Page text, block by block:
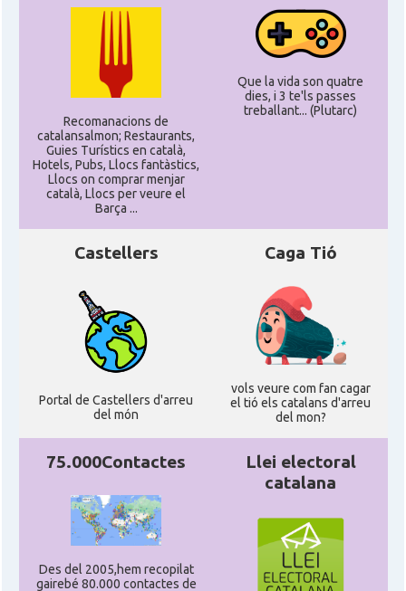
Recomanacions de
catalansalmon; Restaurants,
Guies Turístics en català,
Hotels, Pubs, Llocs fantàstics,
Llocs on comprar menjar
català, Llocs per veure el
Barça ...
Que la vida son quatre
dies, i 3 te'ls passes
treballant... (Plutarc)
Castellers
Portal de Castellers d'arreu
del món
Caga Tió
vols veure com fan cagar
el tió els catalans d'arreu
del mon?
75.000Contactes
Des del 2005,hem recopilat
gairebé 80.000 contactes de
Llei electoral
catalana